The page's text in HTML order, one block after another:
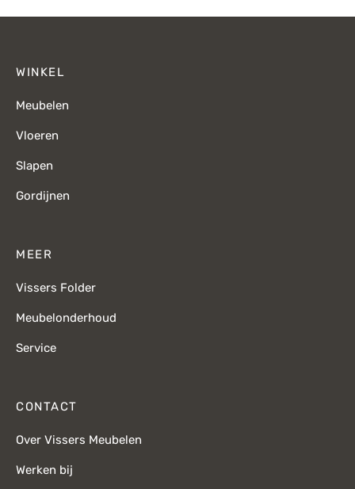
WINKEL
Meubelen
Vloeren
Slapen
Gordijnen
MEER
Vissers Folder
Meubelonderhoud
Service
CONTACT
Over Vissers Meubelen
Werken bij